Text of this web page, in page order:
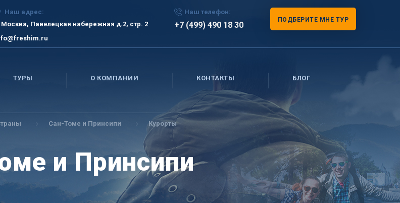
Наш адрес:
Москва, Павелецкая набережная д.2, стр. 2
Наш телефон:
+7 (499) 490 18 30
ПОДБЕРИТЕ МНЕ ТУР
ТУРЫ О КОМПАНИИ КОНТАКТЫ БЛОГ
Сан-Томе и Принсипи Курорты
и Принсипи